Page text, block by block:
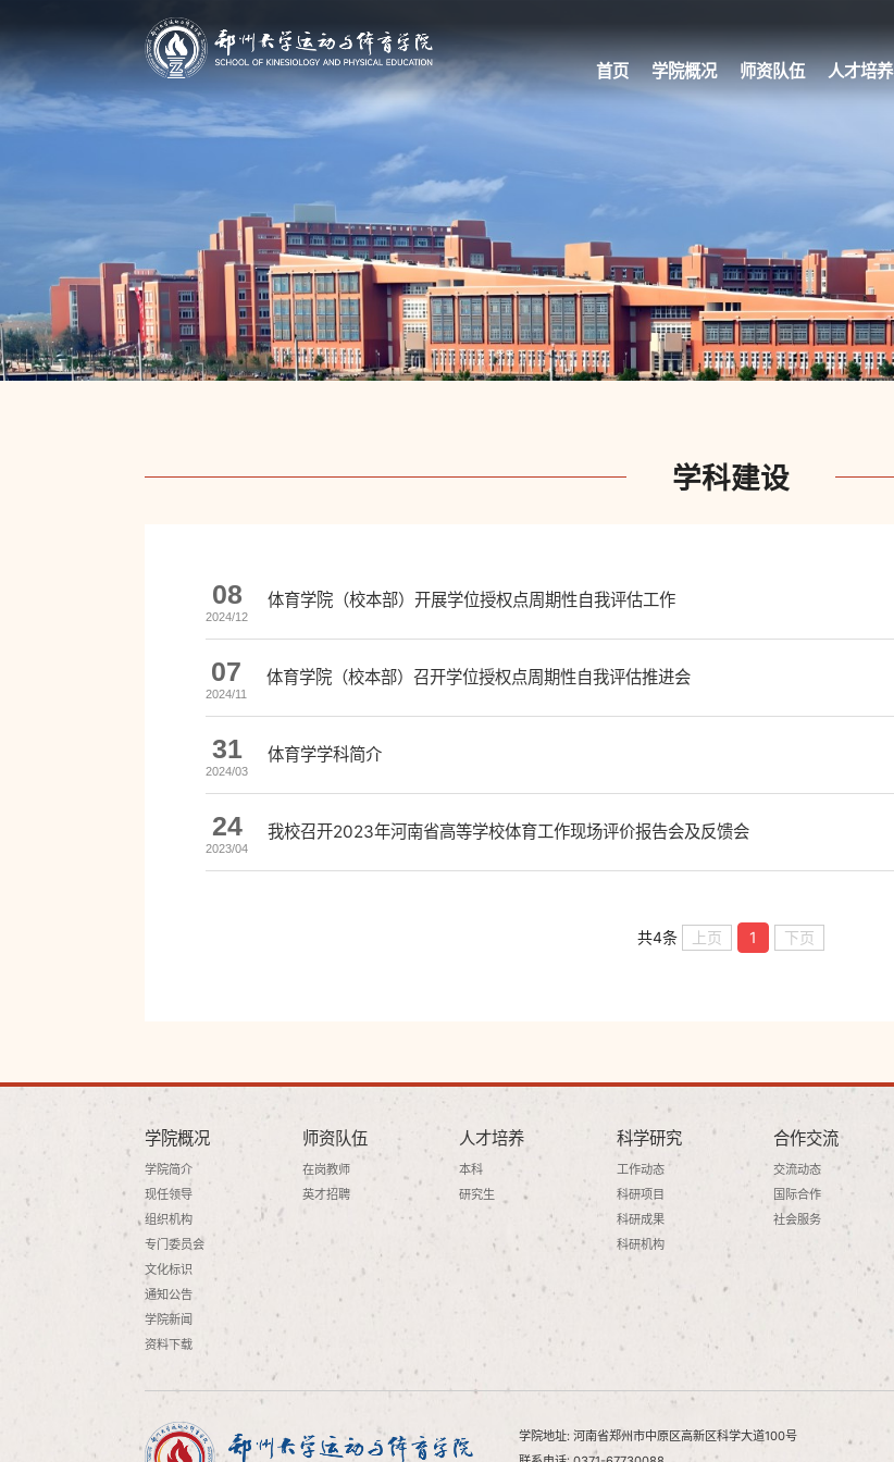
首页 学院概况 师资队伍 人才培养
学科建设
08
2024/12
体育学院（校本部）开展学位授权点周期性自我评估工作
07
2024/11
体育学院（校本部）召开学位授权点周期性自我评估推进会
31
2024/03
体育学学科简介
24
2023/04
我校召开2023年河南省高等学校体育工作现场评价报告会及反馈会
共4条 上页 1 下页
学院概况
学院简介
现任领导
组织机构
专门委员会
文化标识
通知公告
学院新闻
资料下载
师资队伍
在岗教师
英才招聘
人才培养
本科
研究生
科学研究
工作动态
科研项目
科研成果
科研机构
合作交流
交流动态
国际合作
社会服务
学院地址: 河南省郑州市中原区高新区科学大道100号